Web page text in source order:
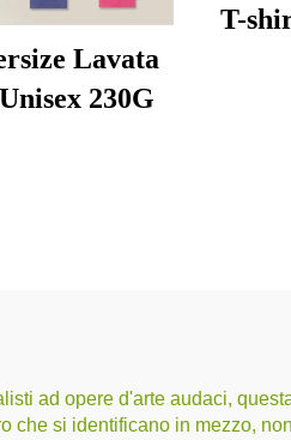
Lavata
230G
T-
ad opere d'arte audaci,
che si identificano in mezzo,